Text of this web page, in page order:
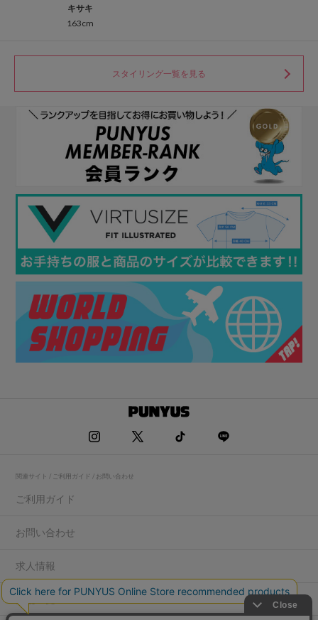
キサキ
163cm
スタイリング一覧を見る
関連サイト / ご利用ガイド / お問い合わせ
ご利用ガイド
お問い合わせ
求人情報
店舗一覧